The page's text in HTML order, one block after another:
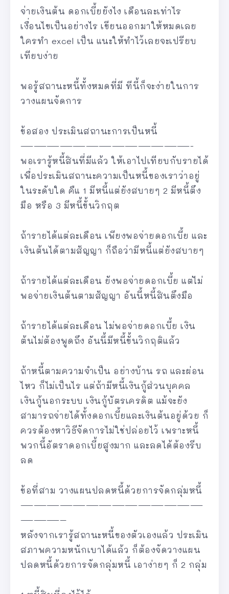
จ่ายเงินต้น ดอกเบี้ยยังไง เดือนละเท่าไร
เงื่อนไขเป็นอย่างไร เขียนออกมาให้หมดเลย
ใครทำ excel เป็น แนะให้ทำไว้เลยจะเปรียบ
เทียบง่าย
พอรู้สถานะหนี้ทั้งหมดที่มี ทีนี้ก็จะง่ายในการ
วางแผนจัดการ
ข้อสอง ประเมินสถานะการเป็นหนี้
—————————————-
พอเรารู้หนี้สินที่มีแล้ว ให้เอาไปเทียบกับรายได้
เพื่อประเมินสถานะความเป็นหนี้ของเราว่าอยู่
ในระดับใด คืแ 1 มีหนี้แต่ยังสบายๆ 2 มีหนี้ตึง
มือ หรือ 3 มีหนี้ขั้นวิกฤต
ถ้ารายได้แต่ละเดือน เพียงพอจ่ายดอกเบี้ย และ
เงินต้นได้ตามสัญญา ก็ถือว่ามีหนี้แต่ยังสบายๆ
ถ้ารายได้แต่ละเดือน ยังพอจ่ายดอกเบี้ย แต่ไม่
พอจ่ายเงินต้นตามสัญญา อันนี้หนี้สินตึงมือ
ถ้ารายได้แต่ละเดือน ไม่พอจ่ายดอกเบี้ย เงิน
ต้นไม่ต้องพูดถึง อันนี้มีหนี้ขั้นวิกฤติแล้ว
ถ้าหนี้ตามความจำเป็น อย่างบ้าน รถ และผ่อน
ไหว ก็ไม่เป็นไร แต่ถ้ามีหนี้เงินกู้ส่วนบุคคล
เงินกู้นอกระบบ เงินกู้บัตรเครดิต แม้จะยัง
สามารถจ่ายได้ทั้งดอกเบี้ยและเงินต้นอยู่ด้วย ก็
ควรต้องหาวิธีจัดการไม่ใช่ปล่อยไว้ เพราะหนี้
พวกนี้อัตราดอกเบี้ยสูงมาก และลดได้ต้องรีบ
ลด
ข้อที่สาม วางแผนปลดหนี้ด้วยการจัดกลุ่มหนี้
——————————————
———–
หลังจากเรารู้สถานะหนี้ของตัวเองแล้ว ประเมิน
สภาพความหนักเบาได้แล้ว ก็ต้องจัดวางแผน
ปลดหนี้ด้วยการจัดกลุ่มหนี้ เอาง่ายๆ ก็ 2 กลุ่ม